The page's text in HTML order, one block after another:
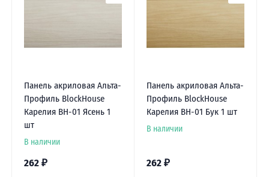
Панель акриловая Альта-
Профиль BlockHouse
Карелия BH-01 Ясень 1
шт
В наличии
262 ₽
Панель акриловая Альта-
Профиль BlockHouse
Карелия BH-01 Бук 1 шт
В наличии
262 ₽